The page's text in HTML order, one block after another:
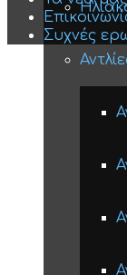
Συχνές